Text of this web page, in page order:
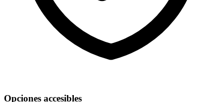
Opciones accesibles